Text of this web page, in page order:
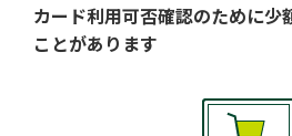
カード利用可否確認のために少
ことがあります